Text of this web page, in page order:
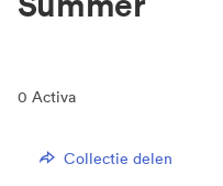
0 Activa
Collectie delen